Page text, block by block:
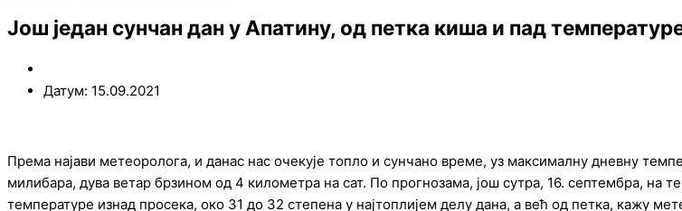
Још један сунчан дан у Апатину, од петка киша и пад
Датум: 15.09.2021
Према најави метеоролога, и данас нас очекује топло и сунчано време, уз максималну дневну
милибара, дува ветар брзином од 4 километра на сат. По прогнозама, још сутра, 16. септембра, на
температуре изнад просека, око 31 до 32 степена у најтоплијем делу дана, а већ од петка, кажу